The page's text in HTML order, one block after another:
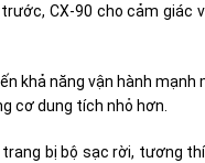
CX-90 cho cảm giác
khả năng vận hành mạnh
cơ dung tích nhỏ hơn.
bị bộ sạc rời, tương